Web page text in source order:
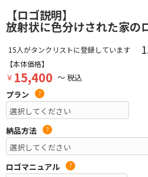
【ロゴ説明】
放射状に色分けされた家の
15人がタンクリストに登録しています
【本体価格】
￥ 15,400 ～ 税込
プラン
?
納品方法 ?
ロゴマニュアル ?